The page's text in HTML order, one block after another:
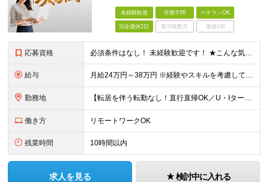
未経験歓迎 学歴不問 ベテランOK
完全週休2日 賞与複数月 面接1回
応募資格 必須条件はなし！ 未経験歓迎です！ ★こんな気持ち、ありませんか？ □毎月の数字に追われるのがしんどい □売って終わりの関係にモヤモヤする □お客様ともっと長く付き合いたい □IT業界に興味はある
給与 月給24万円～38万円 ※経験やスキルを考慮して決定します ※試用期間6ヵ月（期間中の待遇、雇用形態に差異なし）
勤務地 【転居を伴う転勤なし！直行直帰OK／U・Iターン歓迎】 大阪府大阪市北区梅田2-5-6 桜橋八千代ビル 3階 (変更の範囲)上記を除く当社関連勤務地
働き方 リモートワークOK
残業時間 10時間以内
求人を見る 検討中に入れる